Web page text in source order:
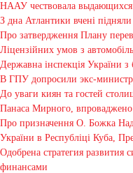
НААУ чествовала
З дна Атлантики вчені підняли
Про затвердження Плану
Ліцензійних умов з
Державна інспекція України
В ГПУ допросили экс-
До уваги киян та гостей
Панаса Мирного, впроваджено
Про призначення О. Божка
України в Республіці Куба,
Одобрена стратегия развития
финансами